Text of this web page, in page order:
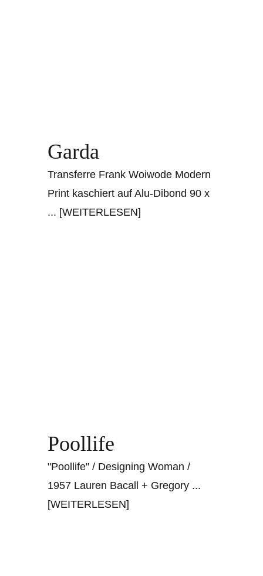
Garda
Transferre Frank Woiwode Modern
Print kaschiert auf Alu-Dibond 90 x
... [WEITERLESEN]
Poollife
"Poollife" / Designing Woman /
1957 Lauren Bacall + Gregory ...
[WEITERLESEN]